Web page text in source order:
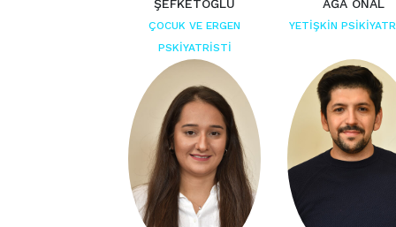
ŞEFKETOĞLU
ÇOCUK VE ERGEN
PSKİYATRİSTİ
AĞA ÖNAL
YETİŞKİN